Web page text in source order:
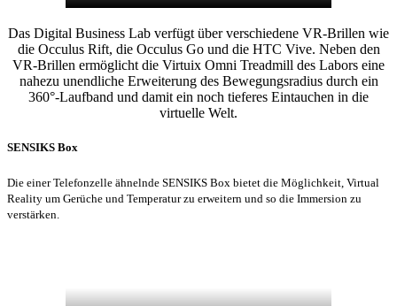
Das Digital Business Lab verfügt über verschiedene VR-Brillen wie
die Occulus Rift, die Occulus Go und die HTC Vive. Neben den
VR-Brillen ermöglicht die Virtuix Omni Treadmill des Labors eine
nahezu unendliche Erweiterung des Bewegungsradius durch ein
360°-Laufband und damit ein noch tieferes Eintauchen in die
virtuelle Welt.
SENSIKS Box
Die einer Telefonzelle ähnelnde SENSIKS Box bietet die Möglichkeit, Virtual
Reality um Gerüche und Temperatur zu erweitern und so die Immersion zu
verstärken.